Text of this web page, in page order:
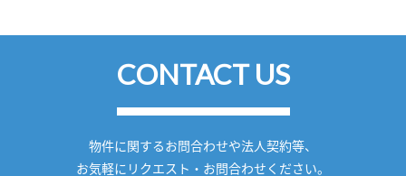
CONTACT US
物件に関するお問合わせや法人契約等、
お気軽にリクエスト・お問合わせください。